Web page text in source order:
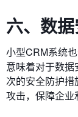
六、数
小型CRM系统
意味着对于数
次的安全防护
攻击，保障企业